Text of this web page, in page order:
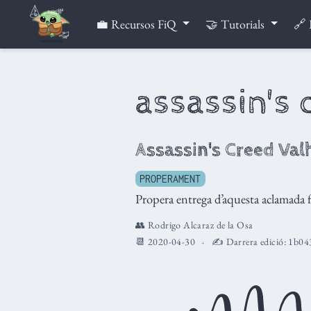
💼 Recursos FiQ 🤝 Tutorials 🔗
assassin's
Assassin's Creed
PROPERAMENT
Propera entrega d’aquesta
👥 Rodrigo Alcaraz de la Osa
📆 2020-04-30
✍️ Darrera edició: